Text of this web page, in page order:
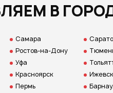
В
Самара
Ростов-на-Дону
Уфа
Красноярск
Пермь
Ижевск